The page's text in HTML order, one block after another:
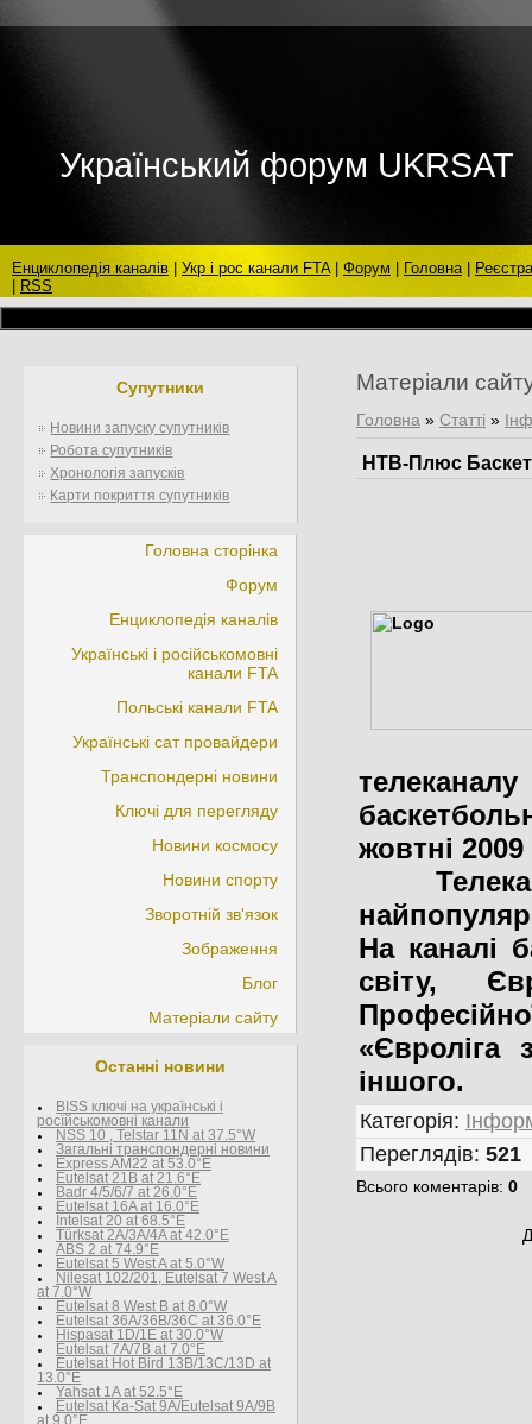
Український форум UKRSAT
Енциклопедія каналів Укр і рос канали FTA| Форум Головна|
RSS
Супутники
Новини запуску супутників
Робота супутників
Хронологія запусків
Карти покриття супутників
Головна сторінка
Форум
Енциклопедія каналів
Українські і російськомовні
канали FTA
Польські канали FTA
Українські сат провайдери
Транспондерні новини
Ключі для перегляду
Новини космосу
Новини спорту
Зворотній зв'язок
Зображення
Блог
Матеріали сайту
Останні новини
BISS ключі на українські і
росїйськомовні канали
NSS 10 , Telstar 11N at 37.5°W
Загальні транспондерні новини
Express AM22 at 53.0°E
Eutelsat 21B at 21.6°E
Badr 4/5/6/7 at 26.0°E
Eutelsat 16A at 16.0°E
Intelsat 20 at 68.5°E
Türksat 2A/3A/4A at 42.0°E
ABS 2 at 74.9°E
Eutelsat 5 West A at 5.0°W
Nilesat 102/201, Eutelsat 7 West A
at 7.0°W
Eutelsat 8 West В at 8.0°W
Eutelsat 36A/36B/36C at 36.0°E
Hispasat 1D/1E at 30.0°W
Eutelsat 7A/7B at 7.0°E
Eutelsat Hot Bird 13B/13C/13D at
13.0°E
Yahsat 1A at 52.5°E
Eutelsat Ka-Sat 9A/Eutelsat 9A/9B
at 9.0°E
Матеріали
Головна » Статті »
НТВ-Плюс
жовтні 2009
На каналі
світу,
«Євроліга
іншого.
Категорія:
Переглядів: 521
Всього коментарів: 0